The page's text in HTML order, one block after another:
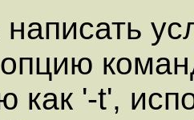
как '-t',